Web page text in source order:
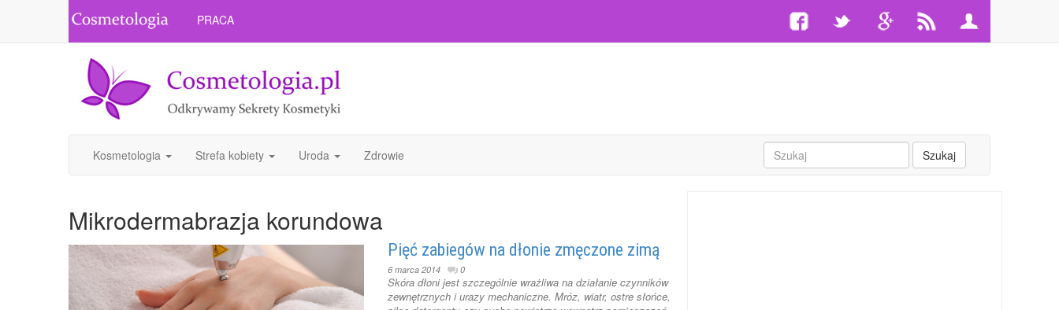
PRACA
Kosmetologia Strefa kobiety Uroda Zdrowie Szukaj
Mikrodermabrazja korundowa
Pięć zabiegów na dłonie zmęczone zimą
6 marca 2014 0
Skóra dłoni jest szczególnie wrażliwa na działanie czynników
zewnętrznych i urazy mechaniczne. Mróz, wiatr, ostre słońce,